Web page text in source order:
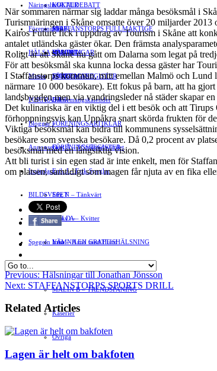
LOKALDEBATT
STAFFANSTORPS FULLMÄKTIGE
VAL 2014
KULTUR
Mat
RESOR
EVENEMANG
Evenemangskalender
Näringsliv »
JOBB
HANDEL
FÖRETAGSREGISTER
Föreningsliv »
FÖRENINGAR
SPORT
DJUR
FÖRENINGSARTIKLAR
FÖRENINGSREGISTER
HÄLSA
Motor
PORTRÄTT
Bloggar »
Gert Å – I Småstadsvimlet
Erik J – Erik Speglar
Stig N – Tänkvärt
Jenny A – Kvitter
Yrsa – Hand med Hund
MALIN B – TRENDSPANING
Kåserier
Ovriga
Annonsera
Insändare
BILDSVEPET
FAMILJEBILD »
LÄMNA EN GRATTISHÄLSNING
Spegeln Info
När sommaren närmar sig laddar många besöksmål i
Turismnäringen i Skåne omsatte över 20 miljarder
Kairos Future fick i uppdrag av Tourism i Skåne att
antalet utländska gäster ökar. Den främsta
Roligt är att Skåne nu gått om Dalarna som legat på
För att besöksmål ska kunna locka dessa gäster har
I Staffanstorps kommun, mitt emellan Malmö och Lund
närmare 10 000 besökare). Ett fokus på barn, att ha
landsbygden men via vandringsleder nå städer skapar
Det kulinariska är en viktig del i ett besök och att Tirups
förhoppningsvis kan Uppåkra snart skörda frukten för
Viktiga besöksmål kan bidra till kommunens
besökare som svenska besökare. Då 0,2 procent av
besöksmål med en långsiktig vision.
Att bli turist i sin egen stad är inte enkelt, men för
om platsen, samtidigt som magen får njuta av en fika
Previous:Hälsningar till Jonathan Jönsson
Next: STAFFANSTORPS SPORTS DRILL
Related Articles
Lagen är helt om bakfoten